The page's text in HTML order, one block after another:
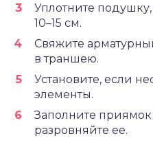
Уплотните
10–15 см.
Свяжите
в траншею.
Установите, если
элементы.
Заполните
разровняйте ее.